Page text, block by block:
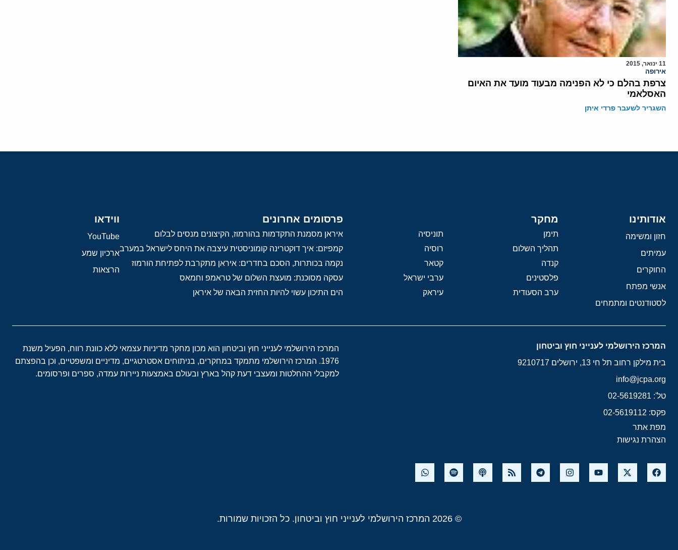
11 ינואר, 2015
אירופה
צרפת בהלם כי לא הפנימה מבעוד מועד את האיום
האסלאמי
השגריר לשעבר פרדי איתן
אודותינו
חזון ומשימה
עמיתים
החוקרים
אנשי מפתח
לסטודנטים ומתמחים
מחקר
תימן
תוניסיה
תהליך השלום
רוסיה
קנדה
קטאר
פלסטינים
ערבי ישראל
ערב הסעודית
עיראק
פרסומים אחרונים
איראן מסמנת התקדמות בהורמוז, הקיצונים מנסים לבלום
קמפיזם: איך דוקטרינה קומוניסטית עיצבה את היחס לישראל במערב
נקמה בכותרות, הסכם בחדרים: איראן מתקרבת לפתיחת הורמוז
עסקה מסוכנת: מועצת השלום של טראמפ וחמאס
הים התיכון עשוי להיות החזית הבאה של איראן
ווידאו
YouTube
ארכיון שמע
הרצאות
המרכז הירושלמי לענייני חוץ וביטחון
בית מילקן רחוב תל חי 13, ירושלים 9210717
info@jcpa.org
טל': 02-5619281
פקס: 02-5619112
מפת אתר
הצהרת נגישות
המרכז הירושלמי לענייני חוץ וביטחון הוא מכון מחקר מדיניות עצמאי ללא כוונת רווח, הפעיל משנת
1976. המרכז הירושלמי מתמקד במחקרים, בניתוחים אסטרטגיים, מדיניים ומשפטיים, וכן בהפצתם
למקבלי ההחלטות ומעצבי דעת קהל בארץ ובעולם באמצעות ניירות עמדה, ספרים ופרסומים.
© 2026 המרכז הירושלמי לענייני חוץ וביטחון. כל הזכויות שמורות.